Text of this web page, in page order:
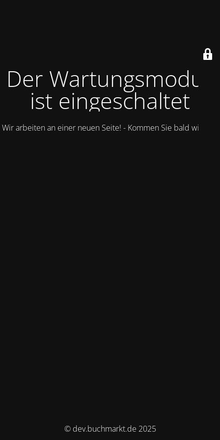
Der Wartungsmodus
ist eingeschaltet
Wir arbeiten an einer neuen Seite! - Kommen Sie bald wieder.
© dev.buchmarkt.de 2025